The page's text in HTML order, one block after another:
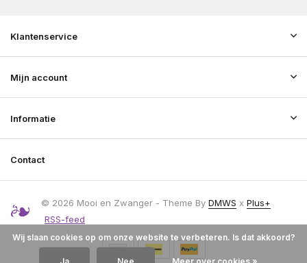
Klantenservice
Mijn account
Informatie
Contact
© 2026 Mooi en Zwanger - Theme By DMWS x Plus+
RSS-feed
Wij slaan cookies op om onze website te verbeteren. Is dat akkoord?